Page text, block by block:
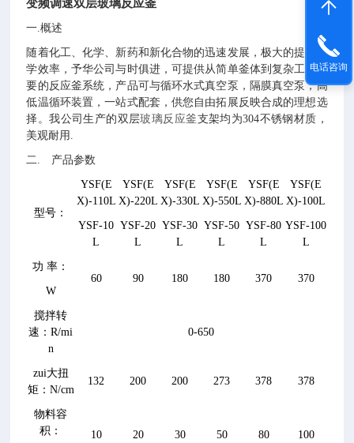
变频调速双层玻璃反应釜
一.概述
随着化工、化学、新药和新化合物的迅速发展，极大的提高化
学效率，予华公司与时俱进，可提供从简单釜体到复杂工艺需
要的反应釜系统，产品可与循环水式真空泵，隔膜真空泵，高
低温循环装置，一站式配套，供您自由拓展反映合成的理想选
择。我公司生产的双层玻璃反应釜支架均为304不锈钢材质，
美观耐用.
二. 产品参数
型号：
YSF(E
X)-110L
YSF(E
X)-220L
YSF(E
X)-330L
YSF(E
X)-550L
YSF(E
X)-880L
YSF(E
X)-100L
YSF-10
L
YSF-20
L
YSF-30
L
YSF-50
L
YSF-80
L
YSF-100
L
功 率：
W
60 90 180 180 370 370
搅拌转
速：R/mi
n
0-650
zui大扭
矩： N/cm
132 200 200 273 378 378
物料容
积：
10 20 30 50 80 100
电话咨询